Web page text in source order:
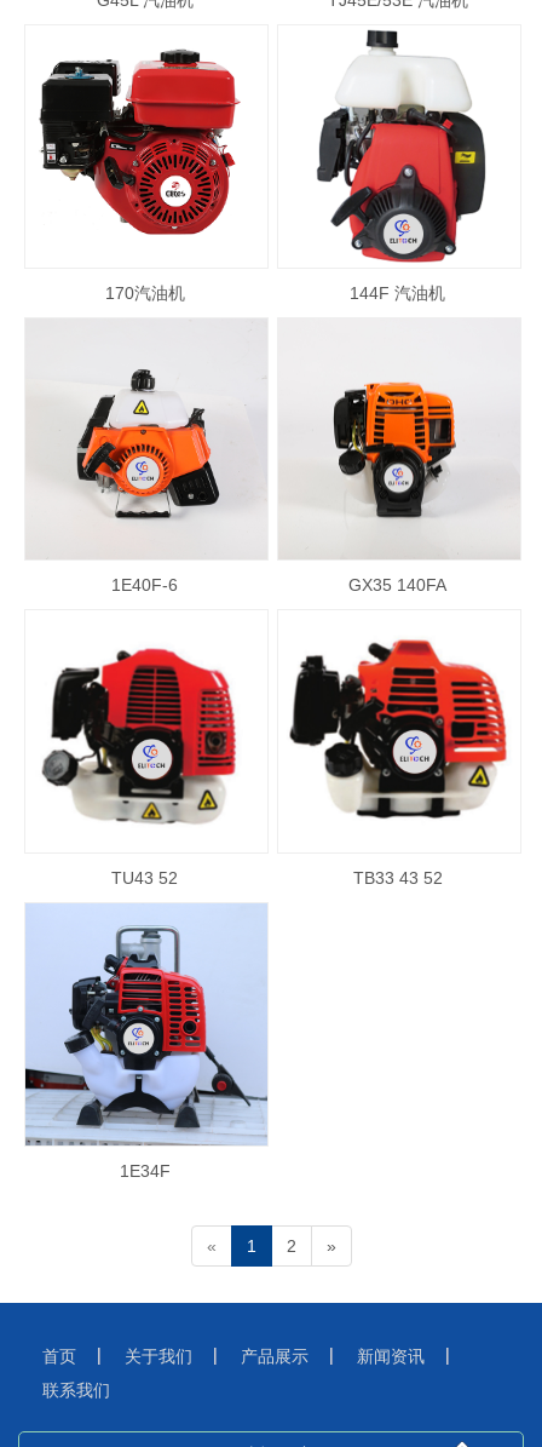
170汽油机 144F 汽油机
1E40F-6 GX35 140FA
TU43 52 TB33 43 52
1E34F
« 1 2 »
首页 关于我们 产品展示
新闻资讯
联系我们